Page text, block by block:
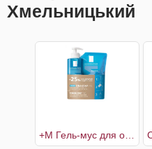
Хмельницький